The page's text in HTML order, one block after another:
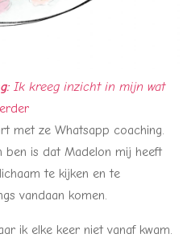
Ik kreeg inzicht in mijn wat
met ze Whatsapp coaching.
ben is dat Madelon mij heeft
te kijken en te
vandaan komen.
ik elke keer niet vanaf kwam.